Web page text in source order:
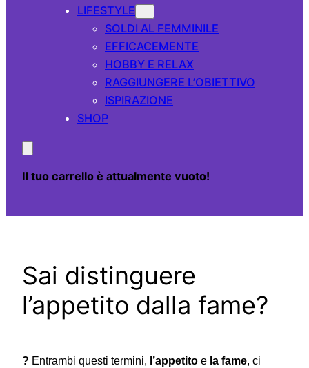
LIFESTYLE
SOLDI AL FEMMINILE
EFFICACEMENTE
HOBBY E RELAX
RAGGIUNGERE L’OBIETTIVO
ISPIRAZIONE
SHOP
Il tuo carrello è attualmente vuoto!
Sai distinguere
l’appetito dalla fame?
? Entrambi questi termini, l’appetito e la fame, ci